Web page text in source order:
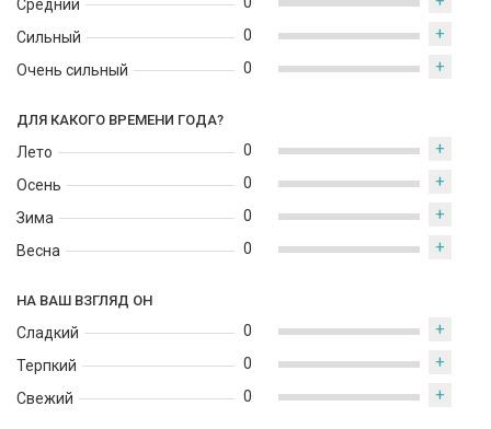
Средний
Сильный
Очень сильный
0 +
0 +
ДЛЯ КАКОГО ВРЕМЕНИ ГОДА?
Лето
Осень
Зима
Весна
0 +
0 +
0 +
0 +
НА ВАШ ВЗГЛЯД ОН
Сладкий
Терпкий
Свежий
0 +
0 +
0 +